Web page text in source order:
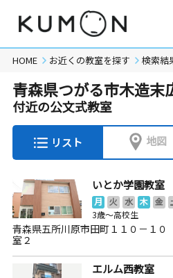
HOME お近くの教室を探す 検索結
青森県つがる市木造末
付近の公文式教室
リスト 地図
いとか学園教室
月 火 水 木 金
3歳～高校生
青森県五所川原市田町１１０－１
室２
エルム西教室